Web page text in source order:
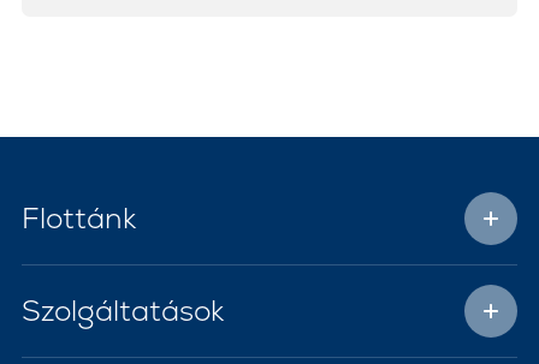
Flottánk
Szolgáltatások